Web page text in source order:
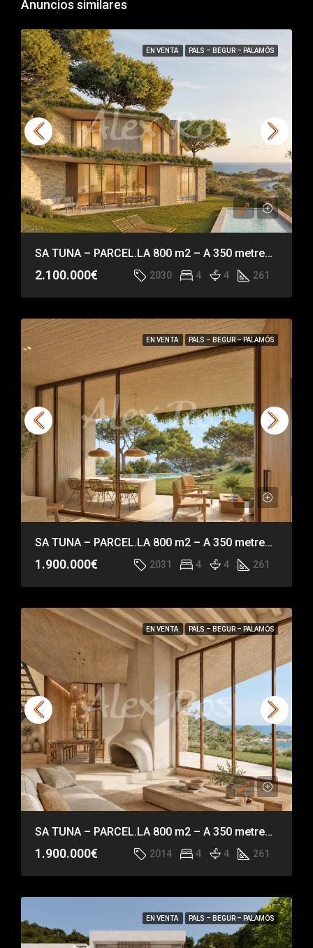
Anuncios similares
EN VENTA PALS – BEGUR – PALAMÓS
SA TUNA – PARCEL.LA 800 m2 – A 350 metres de la platja de Sa Tuna
2.100.000€ 2030 4 4 261
EN VENTA PALS – BEGUR – PALAMÓS
SA TUNA – PARCEL.LA 800 m2 – A 350 metres de la platja de Sa Tuna
1.900.000€ 2031 4 4 261
EN VENTA PALS – BEGUR – PALAMÓS
SA TUNA – PARCEL.LA 800 m2 – A 350 metres de la platja de Sa Tuna
1.900.000€ 2014 4 4 261
EN VENTA PALS – BEGUR – PALAMÓS